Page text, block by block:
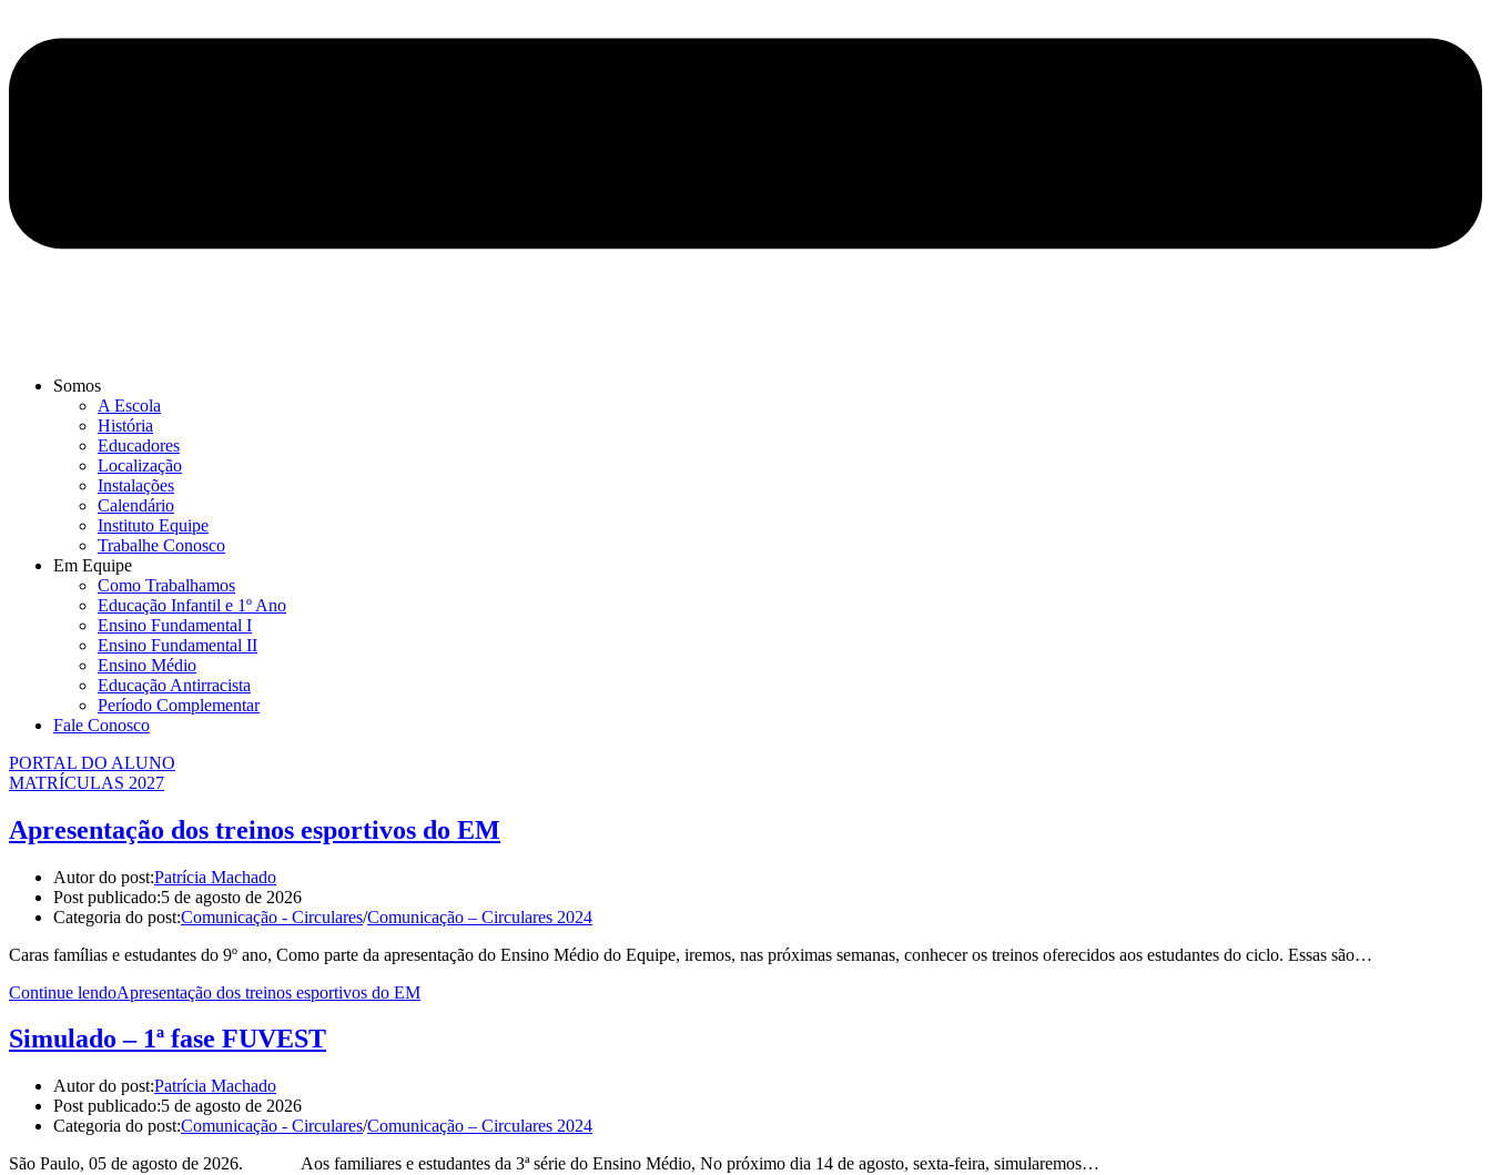
Somos
A Escola
História
Educadores
Localização
Instalações
Calendário
Instituto Equipe
Trabalhe Conosco
Em Equipe
Como Trabalhamos
Educação Infantil e 1º Ano
Ensino Fundamental I
Ensino Fundamental II
Ensino Médio
Educação Antirracista
Período Complementar
Fale Conosco
PORTAL DO ALUNO
MATRÍCULAS 2027
Apresentação dos treinos esportivos do EM
Autor do post:Patrícia Machado
Post publicado:5 de agosto de 2026
Categoria do post:Comunicação - Circulares/Comunicação – Circulares 2024
Caras famílias e estudantes do 9º ano, Como parte da apresentação do Ensino Médio do Equipe, iremos, nas próximas semanas, conhecer os treinos oferecidos aos estudantes do ciclo. Essas são…
Continue lendoApresentação dos treinos esportivos do EM
Simulado – 1ª fase FUVEST
Autor do post:Patrícia Machado
Post publicado:5 de agosto de 2026
Categoria do post:Comunicação - Circulares/Comunicação – Circulares 2024
São Paulo, 05 de agosto de 2026. Aos familiares e estudantes da 3ª série do Ensino Médio, No próximo dia 14 de agosto, sexta-feira, simularemos…